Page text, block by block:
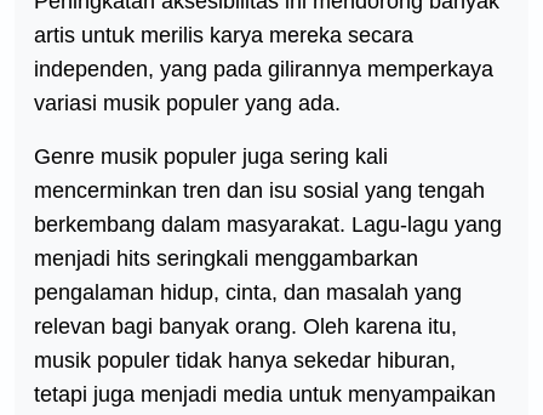
artis untuk merilis karya mereka secara
independen, yang pada gilirannya memperkaya
variasi musik populer yang ada.
Genre musik populer juga sering kali
mencerminkan tren dan isu sosial yang tengah
berkembang dalam masyarakat. Lagu-lagu yang
menjadi hits seringkali menggambarkan
pengalaman hidup, cinta, dan masalah yang
relevan bagi banyak orang. Oleh karena itu,
musik populer tidak hanya sekedar hiburan,
tetapi juga menjadi media untuk menyampaikan